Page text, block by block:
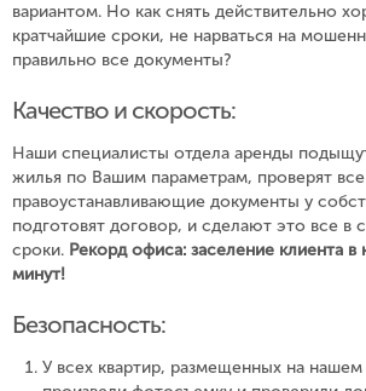
вариантом. Но как снять действительно
кратчайшие сроки, не нарваться на
правильно все документы?
Качество и скорость:
Наши специалисты отдела аренды
жилья по Вашим параметрам, проверят все
правоустанавливающие документы у
подготовят договор, и сделают это все в
сроки. Рекорд офиса: заселение клиента в
минут!
Безопасность:
У всех квартир, размещенных на